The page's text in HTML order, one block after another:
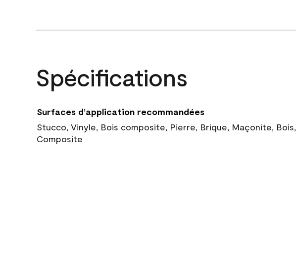
Spécifications
Surfaces d’application recommandées
Stucco, Vinyle, Bois composite, Pierre, Brique, Maçonite, Bois,
Composite